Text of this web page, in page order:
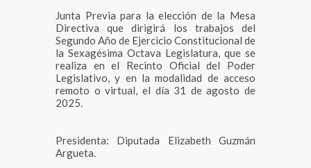
Junta Previa para la elección de la Mesa
Directiva que dirigirá los trabajos del
Segundo Año de Ejercicio Constitucional de
la Sexagésima Octava Legislatura, que se
realiza en el Recinto Oficial del Poder
Legislativo, y en la modalidad de acceso
remoto o virtual, el día 31 de agosto de
2025.
Presidenta: Diputada Elizabeth Guzmán
Argueta.